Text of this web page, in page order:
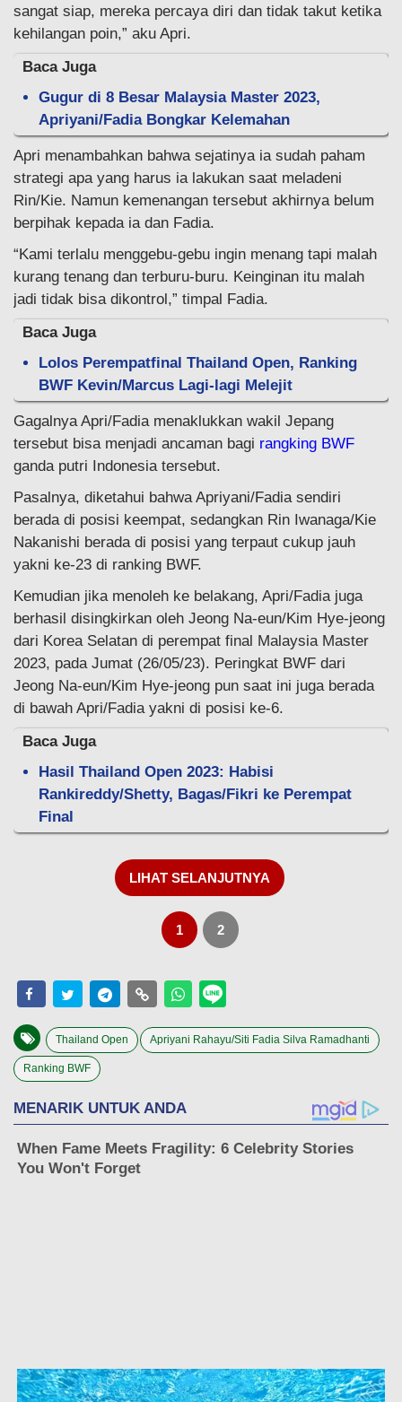
sangat siap, mereka percaya diri dan tidak takut ketika
kehilangan poin,” aku Apri.
Baca Juga
Gugur di 8 Besar Malaysia Master 2023,
Apriyani/Fadia Bongkar Kelemahan
Apri menambahkan bahwa sejatinya ia sudah paham
strategi apa yang harus ia lakukan saat meladeni
Rin/Kie. Namun kemenangan tersebut akhirnya belum
berpihak kepada ia dan Fadia.
“Kami terlalu menggebu-gebu ingin menang tapi malah
kurang tenang dan terburu-buru. Keinginan itu malah
jadi tidak bisa dikontrol,” timpal Fadia.
Baca Juga
Lolos Perempatfinal Thailand Open, Ranking
BWF Kevin/Marcus Lagi-lagi Melejit
Gagalnya Apri/Fadia menaklukkan wakil Jepang
tersebut bisa menjadi ancaman bagi rangking BWF
ganda putri Indonesia tersebut.
Pasalnya, diketahui bahwa Apriyani/Fadia sendiri
berada di posisi keempat, sedangkan Rin Iwanaga/Kie
Nakanishi berada di posisi yang terpaut cukup jauh
yakni ke-23 di ranking BWF.
Kemudian jika menoleh ke belakang, Apri/Fadia juga
berhasil disingkirkan oleh Jeong Na-eun/Kim Hye-jeong
dari Korea Selatan di perempat final Malaysia Master
2023, pada Jumat (26/05/23). Peringkat BWF dari
Jeong Na-eun/Kim Hye-jeong pun saat ini juga berada
di bawah Apri/Fadia yakni di posisi ke-6.
Baca Juga
Hasil Thailand Open 2023: Habisi
Rankireddy/Shetty, Bagas/Fikri ke Perempat
Final
LIHAT SELANJUTNYA
1 2
Thailand Open Apriyani Rahayu/Siti Fadia Silva Ramadhanti
Ranking BWF